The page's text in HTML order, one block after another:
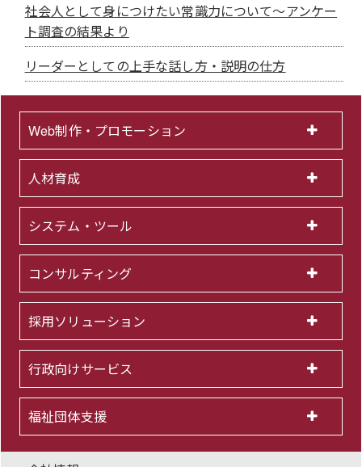
社会人として身につけたい常識力について～アンケー
ト調査の結果より
リーダーとしての上手な話し方・説明の仕方
Web制作・プロモーション
人材育成
システム・ツール
コンサルティング
採用ソリューション
行政向けサービス
福祉団体支援